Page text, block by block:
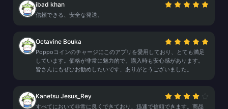
ibad khan
信頼できる、安全な発送。
Octavine Bouka
Poppoコインのチャージにこのアプリを愛用しており、とても満足
しています。価格が非常に魅力的で、購入時も安心感があります。
皆さんにもぜひお勧めしたいです、ありがとうございました。
Kanetsu Jesus_Rey
すべてにおいて非常に良くできており、迅速で信頼できます。商品